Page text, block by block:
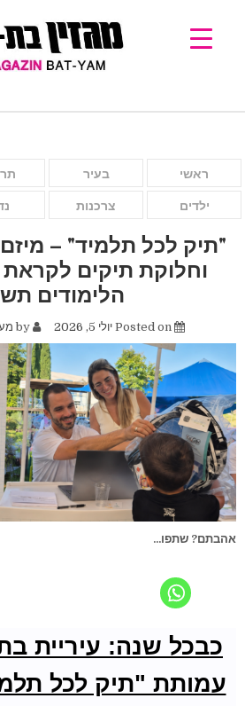
ראשי בעיר
ילדים צרכנות
"תיק לכל תלמיד" – מיזם
וחלוקת תיקים
הלימודים
Posted on יולי 5, 2026 by
אהבתם? שתפו...
כבכל שנה: עיריית
עמותת "תיק לכל